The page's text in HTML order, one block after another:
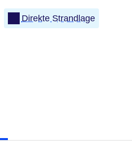
Direkte Strandlage